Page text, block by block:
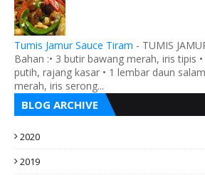
Tumis Jamur Sauce Tiram - TUMIS
Bahan :• 3 butir bawang merah, iris tipis
putih, rajang kasar • 1 lembar daun
merah, iris serong...
BLOG ARCHIVE
2020
2019